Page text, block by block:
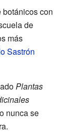
botánicos con
de
más
Sastrón
Plantas
nunca se